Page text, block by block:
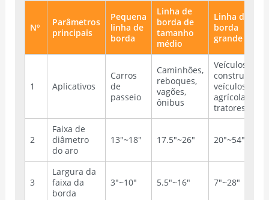
Nº
Parâmetros
principais
Pequena
linha de
borda
Linha de
borda de
tamanho
médio
Linha de
borda
grande
1 Aplicativos
Carros
de
passeio
Caminhões,
reboques,
vagões,
ônibus
Veículos de
construção,
veículos
agrícolas,
tratores
2
Faixa de
diâmetro
do aro
13"~18" 17.5"~26" 20"~54"
3
Largura da
faixa da
borda
3"~10" 5.5"~16" 7"~28"